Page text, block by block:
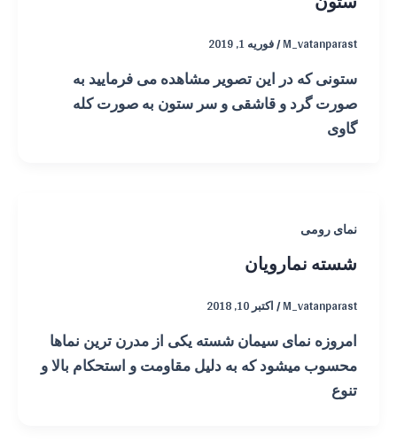
M_vatanparast
/فوریه 1, 2019
ستونی که در این تصویر مشاهده می فرمایید به
صورت گرد و قاشقی و سر ستون به صورت کله
گاوی
نمای رومی
شسته نمارویان
M_vatanparast
/اکتبر 10, 2018
امروزه نمای سیمان شسته یکی از مدرن ترین نماها
محسوب میشود که به دلیل مقاومت و استحکام بالا و
تنوع